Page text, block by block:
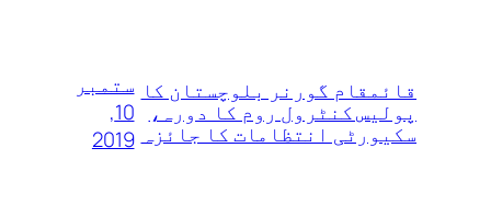
قائمقام گورنر بلوچستان کا
پولیس کنٹرول روم کا دورہ،
سکیورٹی انتظامات کا جائزہ
ستمبر
10,
2019